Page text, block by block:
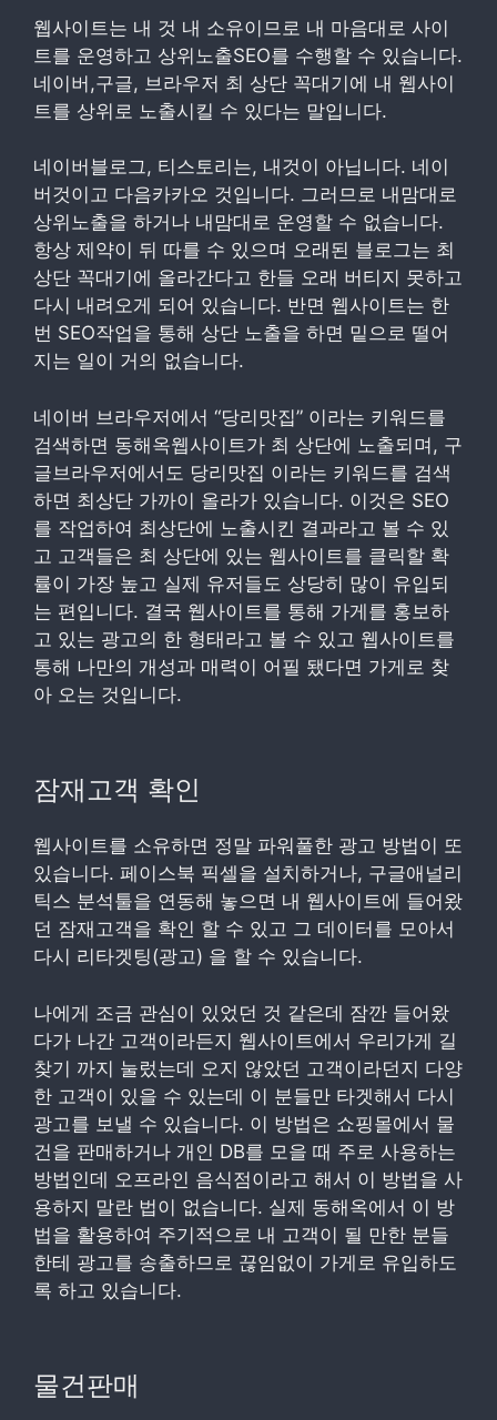
웹사이트는 내 것 내 소유이므로 내 마음대로 사이
트를 운영하고 상위노출SEO를 수행할 수 있습니다.
네이버,구글, 브라우저 최 상단 꼭대기에 내 웹사이
트를 상위로 노출시킬 수 있다는 말입니다.
네이버블로그, 티스토리는, 내것이 아닙니다. 네이
버것이고 다음카카오 것입니다. 그러므로 내맘대로
상위노출을 하거나 내맘대로 운영할 수 없습니다.
항상 제약이 뒤 따를 수 있으며 오래된 블로그는 최
상단 꼭대기에 올라간다고 한들 오래 버티지 못하고
다시 내려오게 되어 있습니다. 반면 웹사이트는 한
번 SEO작업을 통해 상단 노출을 하면 밑으로 떨어
지는 일이 거의 없습니다.
네이버 브라우저에서 “당리맛집” 이라는 키워드를
검색하면 동해옥웹사이트가 최 상단에 노출되며, 구
글브라우저에서도 당리맛집 이라는 키워드를 검색
하면 최상단 가까이 올라가 있습니다. 이것은 SEO
를 작업하여 최상단에 노출시킨 결과라고 볼 수 있
고 고객들은 최 상단에 있는 웹사이트를 클릭할 확
률이 가장 높고 실제 유저들도 상당히 많이 유입되
는 편입니다. 결국 웹사이트를 통해 가게를 홍보하
고 있는 광고의 한 형태라고 볼 수 있고 웹사이트를
통해 나만의 개성과 매력이 어필 됐다면 가게로 찾
아 오는 것입니다.
잠재고객 확인
웹사이트를 소유하면 정말 파워풀한 광고 방법이 또
있습니다. 페이스북 픽셀을 설치하거나, 구글애널리
틱스 분석툴을 연동해 놓으면 내 웹사이트에 들어왔
던 잠재고객을 확인 할 수 있고 그 데이터를 모아서
다시 리타겟팅(광고) 을 할 수 있습니다.
나에게 조금 관심이 있었던 것 같은데 잠깐 들어왔
다가 나간 고객이라든지 웹사이트에서 우리가게 길
찾기 까지 눌렀는데 오지 않았던 고객이라던지 다양
한 고객이 있을 수 있는데 이 분들만 타겟해서 다시
광고를 보낼 수 있습니다. 이 방법은 쇼핑몰에서 물
건을 판매하거나 개인 DB를 모을 때 주로 사용하는
방법인데 오프라인 음식점이라고 해서 이 방법을 사
용하지 말란 법이 없습니다. 실제 동해옥에서 이 방
법을 활용하여 주기적으로 내 고객이 될 만한 분들
한테 광고를 송출하므로 끊임없이 가게로 유입하도
록 하고 있습니다.
물건판매